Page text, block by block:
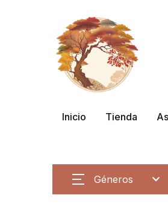
Inicio Tienda
Géneros